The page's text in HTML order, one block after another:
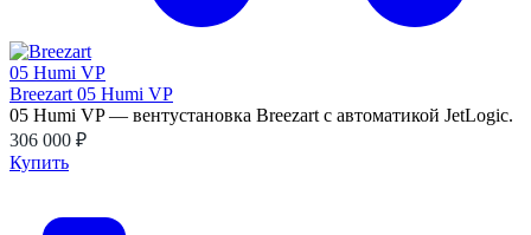
Breezart 05 Humi VP
05 Humi VP — вентустановка Breezart с автоматикой JetLogic.
306 000 ₽
Купить